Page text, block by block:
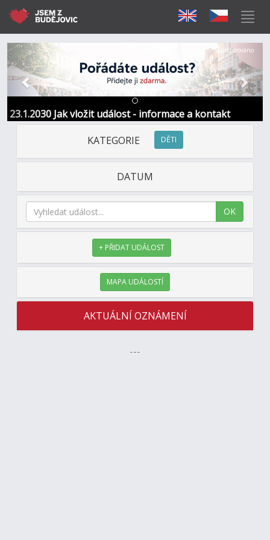
23.1.2030 Jak vložit událost - informace a kontakt
Předchozí Další
Sponzorováno
KATEGORIE DĚTI
DATUM
OK
+ PŘIDAT UDÁLOST
MAPA UDÁLOSTÍ
AKTUÁLNÍ OZNÁMENÍ
---